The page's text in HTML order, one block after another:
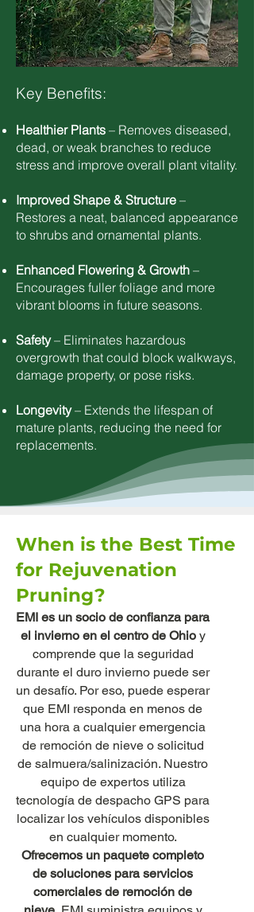
​Key Benefits:
Healthier Plants – Removes diseased,
dead, or weak branches to reduce
stress and improve overall plant vitality.
Improved Shape & Structure –
Restores a neat, balanced appearance
to shrubs and ornamental plants.
Enhanced Flowering & Growth –
Encourages fuller foliage and more
vibrant blooms in future seasons.
Safety– Eliminates hazardous
overgrowth that could block walkways,
damage property, or pose risks.
Longevity– Extends the lifespan of
mature plants, reducing the need for
replacements.
When is the Best Time
for Rejuvenation
Pruning?
EMI es un socio de confianza para
el invierno en el centro de Ohioy
comprende que la seguridad
durante el duro invierno puede ser
un desafío. Por eso, puede esperar
que EMI responda en menos de
una hora a cualquier emergencia
de remoción de nieve o solicitud
de salmuera/salinización. Nuestro
equipo de expertos utiliza
tecnología de despacho GPS para
localizar los vehículos disponibles
en cualquier momento.
Ofrecemos un paquete completo
de soluciones para servicios
comerciales de remoción de